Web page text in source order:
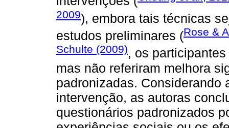
2009), embora tais técnicas
estudos preliminares (Rose &
Schulte (2009), os
mas não referiram melhora
padronizadas. Considerando
intervenção, as autoras
questionários padronizados